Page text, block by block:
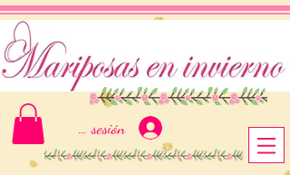
Iniciar sesión